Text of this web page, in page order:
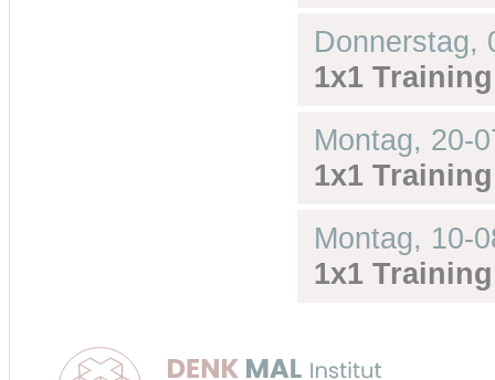
Donnerstag,
1x1
Montag, 20-
1x1
Montag, 10-
1x1